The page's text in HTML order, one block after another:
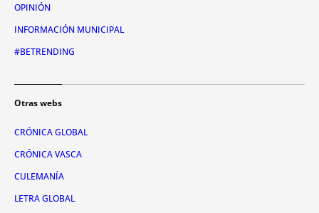
OPINIÓN
INFORMACIÓN MUNICIPAL
#BETRENDING
Otras webs
CRÓNICA GLOBAL
CRÓNICA VASCA
CULEMANÍA
LETRA GLOBAL